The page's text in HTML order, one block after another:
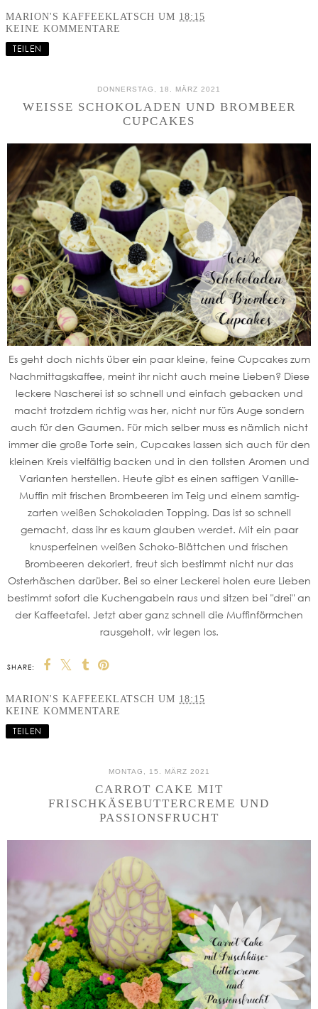
MARION'S KAFFEEKLATSCH UM 18:15
KEINE KOMMENTARE
TEILEN
DONNERSTAG, 18. MÄRZ 2021
WEISSE SCHOKOLADEN UND BROMBEER C
UPCAKES
Es geht doch nichts über ein paar kleine, feine Cupcakes zum
Nachmittagskaffee, meint ihr nicht auch meine Lieben? Diese
leckere Nascherei ist so schnell und einfach gebacken und
macht trotzdem richtig was her, nicht nur fürs Auge sondern
auch für den Gaumen. Für mich selber muss es nämlich nicht
immer die große Torte sein, Cupcakes lassen sich auch für den
kleinen Kreis vielfältig backen und in den tollsten Aromen und
Varianten herstellen. Heute gibt es einen saftigen Vanille-
Muffin mit frischen Brombeeren im Teig und einem samtig-
zarten weißen Schokoladen Topping. Das ist so schnell
gemacht, dass ihr es kaum glauben werdet. Mit ein paar
knusperfeinen weißen Schoko-Blättchen und frischen
Brombeeren dekoriert, freut sich bestimmt nicht nur das
Osterhäschen darüber. Bei so einer Leckerei holen eure Lieben
bestimmt sofort die Kuchengabeln raus und sitzen bei "drei" an
der Kaffeetafel. Jetzt aber ganz schnell die Muffinförmchen
rausgeholt, wir legen los.
SHARE:
MARION'S KAFFEEKLATSCH UM 18:15
KEINE KOMMENTARE
TEILEN
MONTAG, 15. MÄRZ 2021
CARROT CAKE MIT
FRISCHKÄSEBUTTERCREME UND
PASSIONSFRUCHT